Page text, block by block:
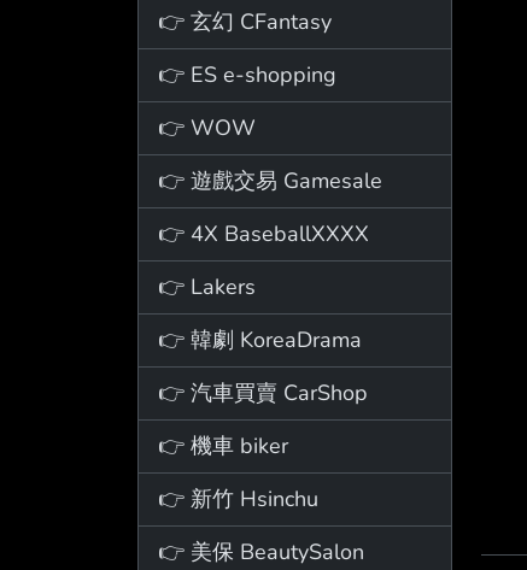
👉 玄幻 CFantasy
👉 ES e-shopping
👉 WOW
👉 遊戲交易 Gamesale
👉 4X BaseballXXXX
👉 Lakers
👉 韓劇 KoreaDrama
👉 汽車買賣 CarShop
👉 機車 biker
👉 新竹 Hsinchu
👉 美保 BeautySalon